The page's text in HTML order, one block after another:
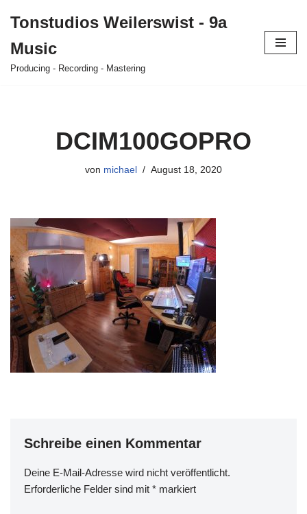
Inhalt
springen
Tonstudios Weilerswist - 9a
Music
Producing - Recording - Mastering
DCIM100GOPRO
von michael August 18, 2020
Schreibe einen Kommentar
Deine E-Mail-Adresse wird nicht veröffentlicht.
Erforderliche Felder sind mit * markiert